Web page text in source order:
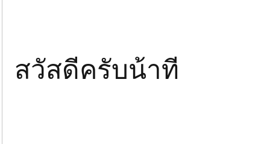
สวัสดีครับน้าที